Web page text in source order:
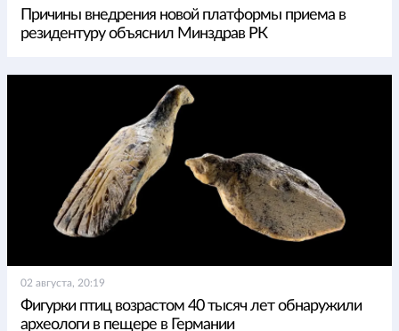
Причины внедрения новой платформы приема в
резидентуру объяснил Минздрав РК
02 августа, 20:19
Фигурки птиц возрастом 40 тысяч лет обнаружили
археологи в пещере в Германии